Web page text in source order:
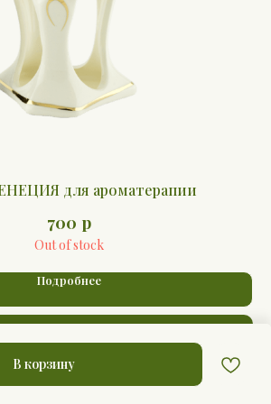
В корзину
для ароматерапии
700 р
Out of stock
Подробнее